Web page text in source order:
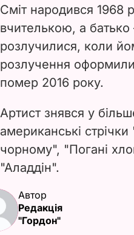
Сміт народився
вчителькою, а
розлучилися, коли
розлучення
помер 2016 року.
Артист знявся у
американські
чорному", "Погані
"Аладдін".
Автор
Редакція
"Гордон"